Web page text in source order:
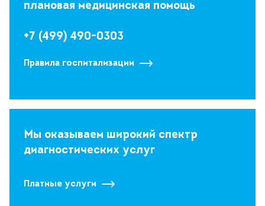
плановая медицинская помощь
+7 (499) 490-0303
Правила госпитализации
Мы оказываем широкий спектр
диагностических услуг
Платные услуги